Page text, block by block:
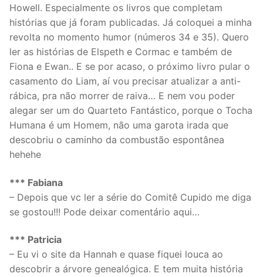
Howell. Especialmente os livros que completam
histórias que já foram publicadas. Já coloquei a minha
revolta no momento humor (números 34 e 35). Quero
ler as histórias de Elspeth e Cormac e também de
Fiona e Ewan.. E se por acaso, o próximo livro pular o
casamento do Liam, aí vou precisar atualizar a anti-
rábica, pra não morrer de raiva… E nem vou poder
alegar ser um do Quarteto Fantástico, porque o Tocha
Humana é um Homem, não uma garota irada que
descobriu o caminho da combustão espontânea
hehehe
*** Fabiana
– Depois que vc ler a série do Comitê Cupido me diga
se gostou!!! Pode deixar comentário aqui…
*** Patricia
– Eu vi o site da Hannah e quase fiquei louca ao
descobrir a árvore genealógica. E tem muita história